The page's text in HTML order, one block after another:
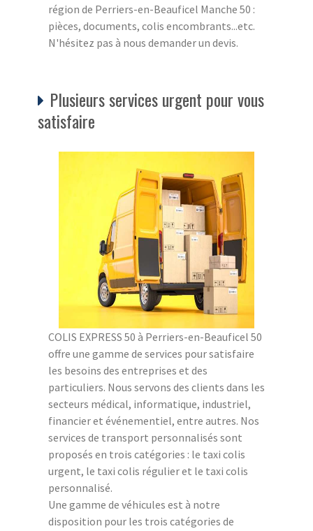
région de Perriers-en-Beauficel Manche 50 :
pièces, documents, colis encombrants...etc.
N'hésitez pas à nous demander un devis.
Plusieurs services urgent pour vous
satisfaire
COLIS EXPRESS 50 à Perriers-en-Beauficel 50
offre une gamme de services pour satisfaire
les besoins des entreprises et des
particuliers. Nous servons des clients dans les
secteurs médical, informatique, industriel,
financier et événementiel, entre autres. Nos
services de transport personnalisés sont
proposés en trois catégories : le taxi colis
urgent, le taxi colis régulier et le taxi colis
personnalisé.
Une gamme de véhicules est à notre
disposition pour les trois catégories de